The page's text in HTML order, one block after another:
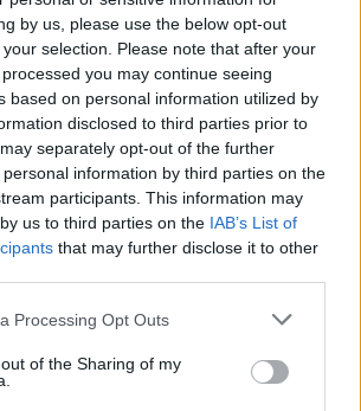
by us, please use the below opt-out
selection. Please note that after your
you may continue seeing
based on personal information utilized by
disclosed to third parties prior to
separately opt-out of the further
information by third parties on the
participants. This information may
us to third parties on the IAB’s List of
that may further disclose it to other
Processing Opt Outs
of the Sharing of my
mazuļiem